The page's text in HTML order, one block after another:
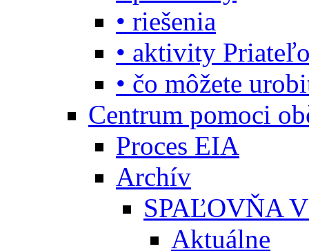
• riešenia
• aktivity
• čo môžete
Centrum pomoci
Proces EIA
Archív
SPAĽOVŇA
Aktuálne